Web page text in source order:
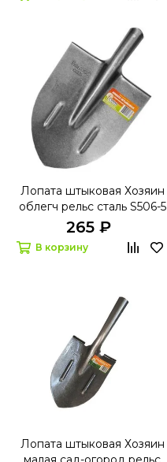
Лопата штыковая Хозяин
облегч рельс сталь S506-5
265 ₽
В корзину
Лопата штыковая Хозяин